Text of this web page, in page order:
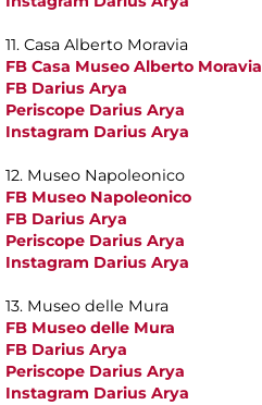
11. Casa Alberto Moravia
FB Casa Museo Alberto Moravia
FB Darius Arya
Periscope Darius Arya
Instagram Darius Arya
12. Museo Napoleonico
FB Museo Napoleonico
FB Darius Arya
Periscope Darius Arya
Instagram Darius Arya
13. Museo delle Mura
FB Museo delle Mura
FB Darius Arya
Periscope Darius Arya
Instagram Darius Arya